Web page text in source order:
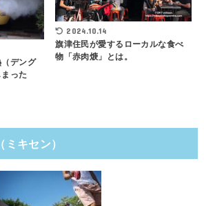
デング
った
2024.10.14
旗津住民が愛するローカルな食べ
物「赤肉焿」とは。
キセン）